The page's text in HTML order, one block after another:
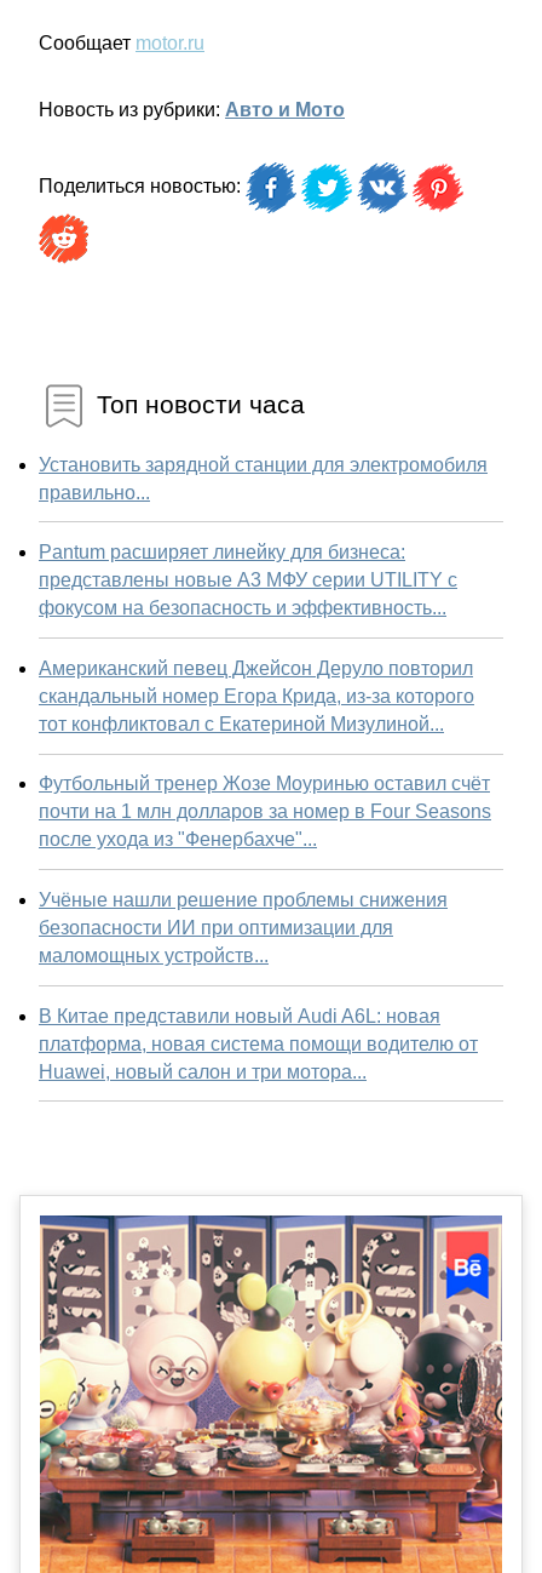
Сообщает motor.ru
Новость из рубрики: Авто и Мото
Поделиться новостью:
Топ новости часа
Установить зарядной станции для электромобиля
правильно...
Pantum расширяет линейку для бизнеса:
представлены новые А3 МФУ серии UTILITY с
фокусом на безопасность и эффективность...
Американский певец Джейсон Деруло повторил
скандальный номер Егора Крида, из-за которого
тот конфликтовал с Екатериной Мизулиной...
Футбольный тренер Жозе Моуринью оставил счёт
почти на 1 млн долларов за номер в Four Seasons
после ухода из "Фенербахче"...
Учёные нашли решение проблемы снижения
безопасности ИИ при оптимизации для
маломощных устройств...
В Китае представили новый Audi A6L: новая
платформа, новая система помощи водителю от
Huawei, новый салон и три мотора...